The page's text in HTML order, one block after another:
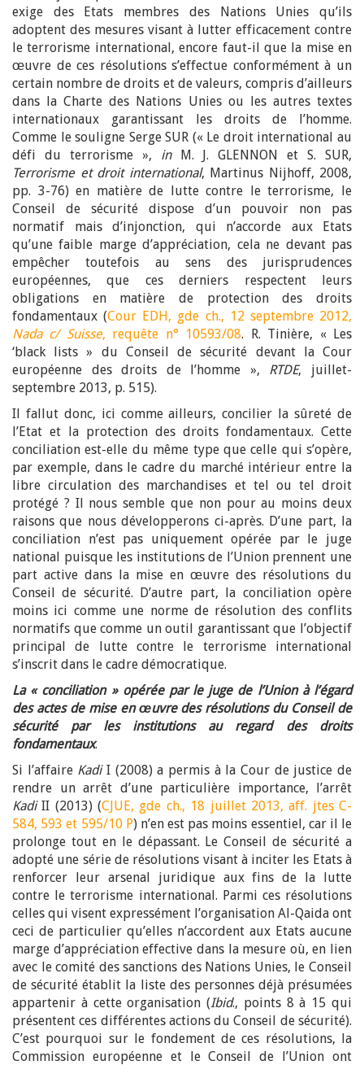
exige des Etats membres des Nations Unies qu’ils
adoptent des mesures visant à lutter efficacement contre
le terrorisme international, encore faut-il que la mise en
œuvre de ces résolutions s’effectue conformément à un
certain nombre de droits et de valeurs, compris d’ailleurs
dans la Charte des Nations Unies ou les autres textes
internationaux garantissant les droits de l’homme.
Comme le souligne Serge SUR (« Le droit international au
défi du terrorisme », in M. J. GLENNON et S. SUR,
Terrorisme et droit international, Martinus Nijhoff, 2008,
pp. 3-76) en matière de lutte contre le terrorisme, le
Conseil de sécurité dispose d’un pouvoir non pas
normatif mais d’injonction, qui n’accorde aux Etats
qu’une faible marge d’appréciation, cela ne devant pas
empêcher toutefois au sens des jurisprudences
européennes, que ces derniers respectent leurs
obligations en matière de protection des droits
fondamentaux (Cour EDH, gde ch., 12 septembre 2012,
Nada c/ Suisse, requête n° 10593/08. R. Tinière, « Les
‘black lists » du Conseil de sécurité devant la Cour
européenne des droits de l’homme », RTDE, juillet-
septembre 2013, p. 515).
Il fallut donc, ici comme ailleurs, concilier la sûreté de
l’Etat et la protection des droits fondamentaux. Cette
conciliation est-elle du même type que celle qui s’opère,
par exemple, dans le cadre du marché intérieur entre la
libre circulation des marchandises et tel ou tel droit
protégé ? Il nous semble que non pour au moins deux
raisons que nous développerons ci-après. D’une part, la
conciliation n’est pas uniquement opérée par le juge
national puisque les institutions de l’Union prennent une
part active dans la mise en œuvre des résolutions du
Conseil de sécurité. D’autre part, la conciliation opère
moins ici comme une norme de résolution des conflits
normatifs que comme un outil garantissant que l’objectif
principal de lutte contre le terrorisme international
s’inscrit dans le cadre démocratique.
La « conciliation » opérée par le juge de l’Union à l’égard
des actes de mise en œuvre des résolutions du Conseil de
sécurité par les institutions au regard des droits
fondamentaux.
Si l’affaire KadiI (2008) a permis à la Cour de justice de
rendre un arrêt d’une particulière importance, l’arrêt
KadiII (2013) (CJUE, gde ch., 18 juillet 2013, aff. jtes C-
584, 593 et 595/10 P) n’en est pas moins essentiel, car il le
prolonge tout en le dépassant. Le Conseil de sécurité a
adopté une série de résolutions visant à inciter les Etats à
renforcer leur arsenal juridique aux fins de la lutte
contre le terrorisme international. Parmi ces résolutions
celles qui visent expressément l’organisation Al-Qaida ont
ceci de particulier qu’elles n’accordent aux Etats aucune
marge d’appréciation effective dans la mesure où, en lien
avec le comité des sanctions des Nations Unies, le Conseil
de sécurité établit la liste des personnes déjà présumées
appartenir à cette organisation (Ibid., points 8 à 15 qui
présentent ces différentes actions du Conseil de sécurité).
C’est pourquoi sur le fondement de ces résolutions, la
Commission européenne et le Conseil de l’Union ont